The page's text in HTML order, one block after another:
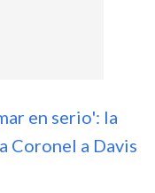
en serio': la
Coronel a Davis